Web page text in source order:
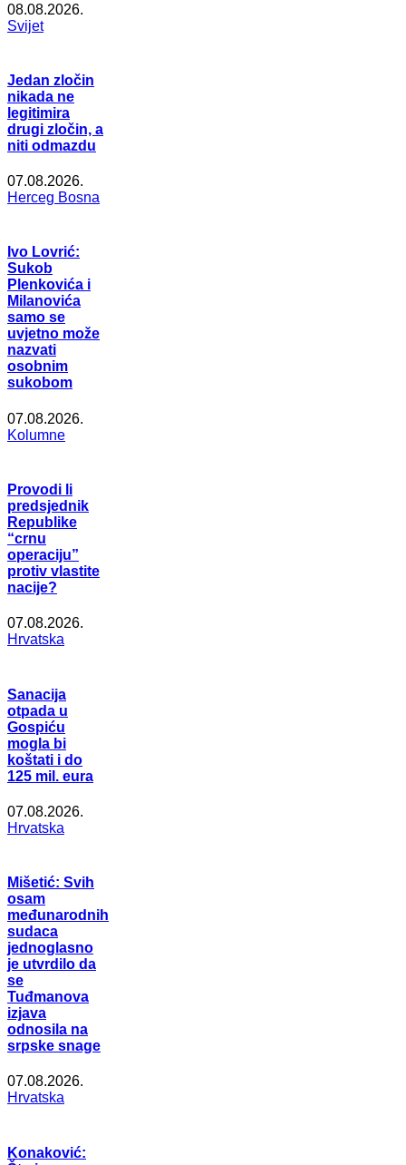
08.08.2026.
Svijet
Jedan zločin
nikada ne
legitimira
drugi zločin, a
niti odmazdu
07.08.2026.
Herceg Bosna
Ivo Lovrić:
Sukob
Plenkovića i
Milanovića
samo se
uvjetno može
nazvati
osobnim
sukobom
07.08.2026.
Kolumne
Provodi li
predsjednik
Republike
“crnu
operaciju”
protiv vlastite
nacije?
07.08.2026.
Hrvatska
Sanacija
otpada u
Gospiću
mogla bi
koštati i do
125 mil. eura
07.08.2026.
Hrvatska
Mišetić: Svih
osam
međunarodnih
sudaca
jednoglasno
je utvrdilo da
se
Tuđmanova
izjava
odnosila na
srpske snage
07.08.2026.
Hrvatska
Konaković: